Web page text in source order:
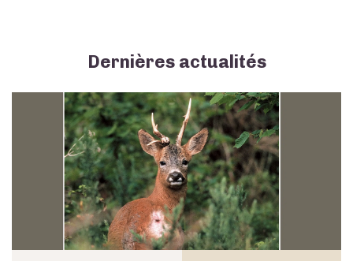
Dernières actualités